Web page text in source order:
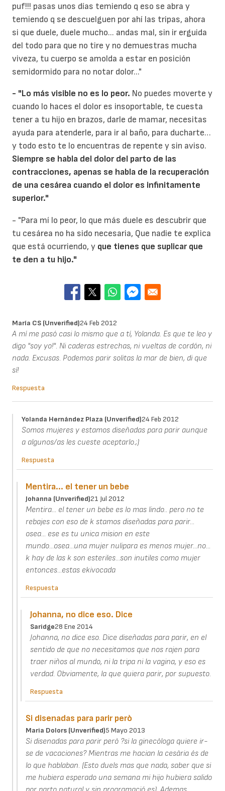
puf!!! pasas unos días temiendo q eso se abra y
temiendo q se descuelguen por ahí las tripas, ahora
si que duele, duele mucho... andas mal, sin ir erguida
del todo para que no tire y no demuestras mucha
viveza, tu cuerpo se amolda a estar en posición
semidormido para no notar dolor..."
- "Lo más visible no es lo peor. No puedes moverte y
cuando lo haces el dolor es insoportable, te cuesta
tener a tu hijo en brazos, darle de mamar, necesitas
ayuda para atenderle, para ir al baño, para ducharte…
y todo esto te lo encuentras de repente y sin aviso.
Siempre se habla del dolor del parto de las
contracciones, apenas se habla de la recuperación
de una cesárea cuando el dolor es infinitamente
superior."
- "Para mí lo peor, lo que más duele es descubrir que
tu cesárea no ha sido necesaria, Que nadie te explica
que está ocurriendo, y que tienes que suplicar que
te den a tu hijo."
María CS (unverified)24 Feb 2012
A mí me pasó casi lo mismo que a tí, Yolanda. Es que te leo y
digo "soy yo!". Ni caderas estrechas, ni vueltas de cordón, ni
nada. Excusas. Podemos parir solitas la mar de bien, di que
sí!
Respuesta
Yolanda Hernández Plaza (unverified)24 Feb 2012
Somos mujeres y estamos diseñadas para parir aunque
a algunos/as les cueste aceptarlo.;)
Respuesta
Mentira... el tener un bebe
Johanna (unverified)21 Jul 2012
Mentira... el tener un bebe es lo mas lindo.. pero no te
rebajes con eso de k stamos diseñadas para parir...
osea... ese es tu unica mision en este
mundo...osea...una mujer nulipara es menos mujer...no...
k hay de las k son esteriles...son inutiles como mujer
entonces...estas ekivocada
Respuesta
Johanna, no dice eso. Dice
Saridge28 Ene 2014
Johanna, no dice eso. Dice diseñadas para parir, en el
sentido de que no necesitamos que nos rajen para
traer niños al mundo, ni la tripa ni la vagina, y eso es
verdad. Obviamente, la que quiera parir, por supuesto.
Respuesta
Si disenadas para parir però
Maria Dolors (unverified)5 Mayo 2013
Si disenadas para parir però ?si la ginecòloga quiere ir-
se de vacaciones? Mientras me hacian la cesària és de
lo que hablaban. (Esto duels mas que nada, saber que si
me hubiera esperado una semana mi hijo hubiera salido